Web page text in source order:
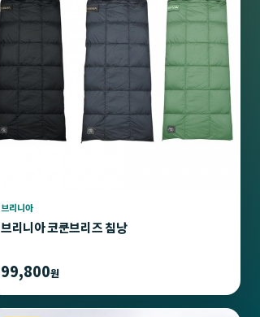
브리니아
브리니아 코쿤브리즈 침낭
99,800원